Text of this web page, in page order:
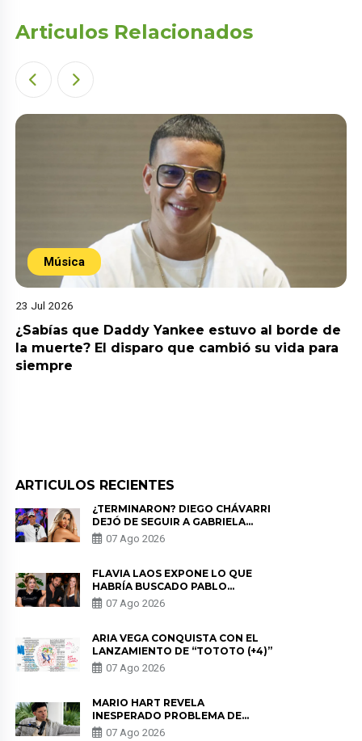
Articulos Relacionados
Música
23 Jul 2026
¿Sabías que Daddy Yankee estuvo al borde de
la muerte? El disparo que cambió su vida para
siempre
ARTICULOS RECIENTES
¿TERMINARON? DIEGO CHÁVARRI
DEJÓ DE SEGUIR A GABRIELA
HERRERA Y ANUNCIA SU SALIDA
DE PÓDCAST
07 Ago 2026
FLAVIA LAOS EXPONE LO QUE
HABRÍA BUSCADO PABLO
HEREDIA CON ALE FULLER: “UNA
DE LAS PARTES QUERÍA EL
07 Ago 2026
ARIA VEGA CONQUISTA CON EL
LANZAMIENTO DE “TOTOTO (+4)”
07 Ago 2026
MARIO HART REVELA
INESPERADO PROBLEMA DE
SALUD ANTES DE SEPARARSE DE
07 Ago 2026